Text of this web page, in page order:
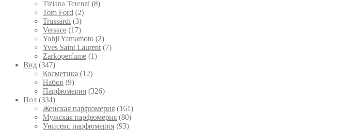
Tiziana Terenzi (8)
Tom Ford (2)
Trussardi (3)
Versace (17)
Yohji Yamamoto (2)
Yves Saint Laurent (7)
Zarkoperfume (1)
Вид (347)
Косметика (12)
Набор (9)
Парфюмерия (326)
Пол (334)
Женская парфюмерия (161)
Мужская парфюмерия (80)
Унисекс парфюмерия (93)